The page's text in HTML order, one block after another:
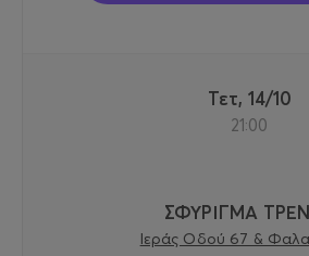
Τετ, 14/10
21:00
ΣΦΥΡΙΓΜΑ
Ιεράς Οδού 67 &